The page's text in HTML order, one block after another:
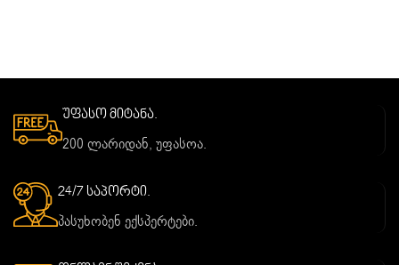
უფასო მიტანა.
200 ლარიდან, უფასოა.
24/7 საპორტი.
პასუხობენ ექსპერტები.